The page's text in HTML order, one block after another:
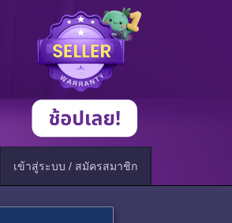
เข้าสู่ระบบ / สมัครสมาชิก